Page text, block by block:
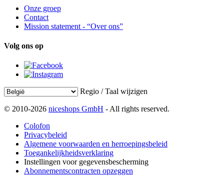
Onze groep
Contact
Mission statement - “Over ons”
Volg ons op
Regio / Taal wijzigen
© 2010-2026 niceshops GmbH - All rights reserved.
Colofon
Privacybeleid
Algemene voorwaarden en herroepingsbeleid
Toegankelijkheidsverklaring
Instellingen voor gegevensbescherming
Abonnementscontracten opzeggen